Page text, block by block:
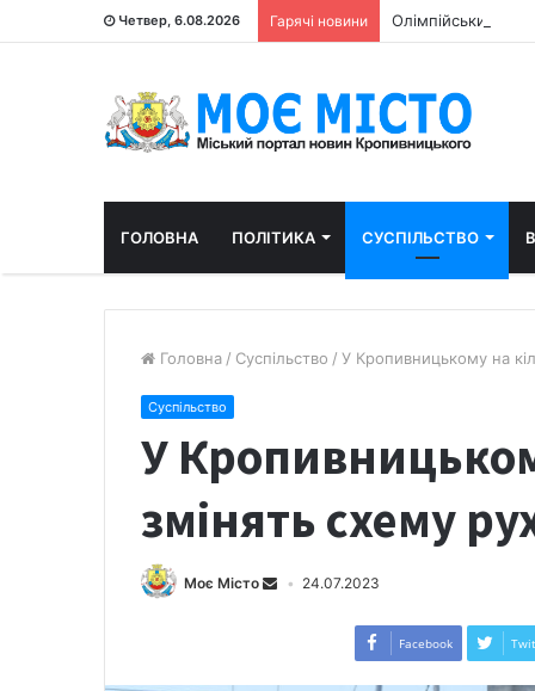
Четвер, 6.08.2026 Гарячі новини Олімпійський
ГОЛОВНА ПОЛІТИКА СУСПІЛЬСТВО
Головна / Суспільство / У Кропивницькому на
Суспільство
У
змінять схему
Моє Місто 24.07.2023
Facebook